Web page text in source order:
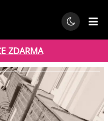
ZDARMA